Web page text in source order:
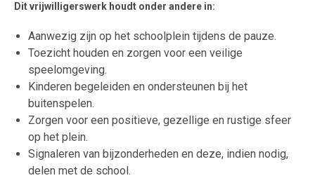
Dit vrijwilligerswerk houdt onder andere in:
Aanwezig zijn op het schoolplein tijdens de pauze.
Toezicht houden en zorgen voor een veilige
speelomgeving.
Kinderen begeleiden en ondersteunen bij het
buitenspelen.
Zorgen voor een positieve, gezellige en rustige sfeer
op het plein.
Signaleren van bijzonderheden en deze, indien nodig,
delen met de school.